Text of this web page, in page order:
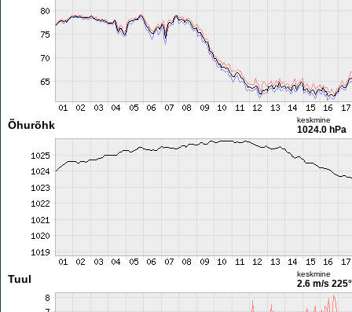
Õhurõhk keskmine
1024.0 hPa
Tuul keskmine
2.6 m/s 225°